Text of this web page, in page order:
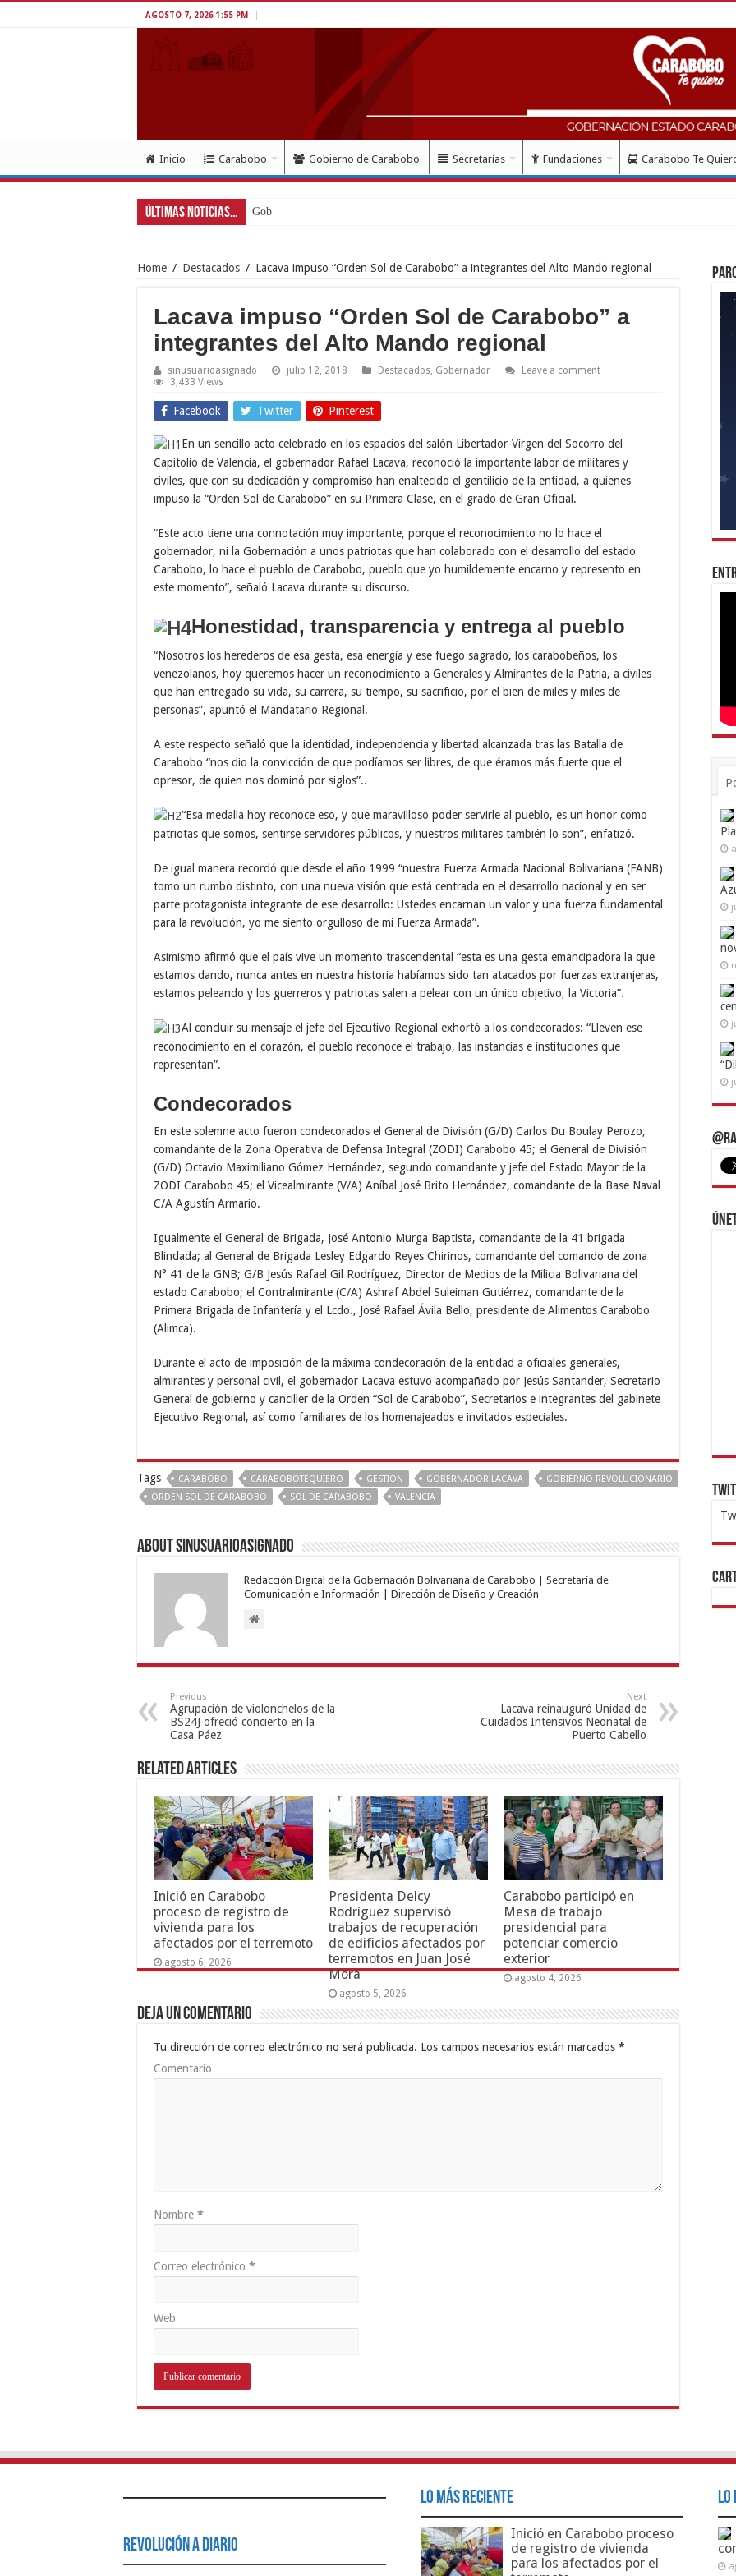
AGOSTO 7, 2026 1:55 PM
Inicio Carabobo Gobierno de Carabobo Secretarías Fundaciones Carabobo Te
Últimas Noticias... Gobernador Lacava a un m
Home / Destacados / Lacava impuso “Orden Sol de Carabobo” a integrantes del Alto Mando regional
Lacava impuso “Orden Sol de Carabobo” a
integrantes del Alto Mando regional
sinusuarioasignado julio 12, 2018 Destacados Gobernador
Leave a comment
3,433 Views
Facebook Twitter Pinterest
En un sencillo acto celebrado en los espacios del salón Libertador-Virgen del Socorro del
Capitolio de Valencia, el gobernador Rafael Lacava, reconoció la importante labor de militares y
civiles, que con su dedicación y compromiso han enaltecido el gentilicio de la entidad, a quienes
impuso la “Orden Sol de Carabobo” en su Primera Clase, en el grado de Gran Oficial.
“Este acto tiene una connotación muy importante, porque el reconocimiento no lo hace el
gobernador, ni la Gobernación a unos patriotas que han colaborado con el desarrollo del estado
Carabobo, lo hace el pueblo de Carabobo, pueblo que yo humildemente encarno y represento en
este momento”, señaló Lacava durante su discurso.
Honestidad, transparencia y entrega al pueblo
“Nosotros los herederos de esa gesta, esa energía y ese fuego sagrado, los carabobeños, los
venezolanos, hoy queremos hacer un reconocimiento a Generales y Almirantes de la Patria, a civiles
que han entregado su vida, su carrera, su tiempo, su sacrificio, por el bien de miles y miles de
personas”, apuntó el Mandatario Regional.
A este respecto señaló que la identidad, independencia y libertad alcanzada tras las Batalla de
Carabobo “nos dio la convicción de que podíamos ser libres, de que éramos más fuerte que el
opresor, de quien nos dominó por siglos”..
“Esa medalla hoy reconoce eso, y que maravilloso poder servirle al pueblo, es un honor como
patriotas que somos, sentirse servidores públicos, y nuestros militares también lo son”, enfatizó.
De igual manera recordó que desde el año 1999 “nuestra Fuerza Armada Nacional Bolivariana (FANB)
tomo un rumbo distinto, con una nueva visión que está centrada en el desarrollo nacional y en ser
parte protagonista integrante de ese desarrollo: Ustedes encarnan un valor y una fuerza fundamental
para la revolución, yo me siento orgulloso de mi Fuerza Armada”.
Asimismo afirmó que el país vive un momento trascendental “esta es una gesta emancipadora la que
estamos dando, nunca antes en nuestra historia habíamos sido tan atacados por fuerzas extranjeras,
estamos peleando y los guerreros y patriotas salen a pelear con un único objetivo, la Victoria”.
Al concluir su mensaje el jefe del Ejecutivo Regional exhortó a los condecorados: “Lleven ese
reconocimiento en el corazón, el pueblo reconoce el trabajo, las instancias e instituciones que
representan”.
Condecorados
En este solemne acto fueron condecorados el General de División (G/D) Carlos Du Boulay Perozo,
comandante de la Zona Operativa de Defensa Integral (ZODI) Carabobo 45; el General de División
(G/D) Octavio Maximiliano Gómez Hernández, segundo comandante y jefe del Estado Mayor de la
ZODI Carabobo 45; el Vicealmirante (V/A) Aníbal José Brito Hernández, comandante de la Base Naval
C/A Agustín Armario.
Igualmente el General de Brigada, José Antonio Murga Baptista, comandante de la 41 brigada
Blindada; al General de Brigada Lesley Edgardo Reyes Chirinos, comandante del comando de zona
N° 41 de la GNB; G/B Jesús Rafael Gil Rodríguez, Director de Medios de la Milicia Bolivariana del
estado Carabobo; el Contralmirante (C/A) Ashraf Abdel Suleiman Gutiérrez, comandante de la
Primera Brigada de Infantería y el Lcdo., José Rafael Ávila Bello, presidente de Alimentos Carabobo
(Alimca).
Durante el acto de imposición de la máxima condecoración de la entidad a oficiales generales,
almirantes y personal civil, el gobernador Lacava estuvo acompañado por Jesús Santander, Secretario
General de gobierno y canciller de la Orden “Sol de Carabobo”, Secretarios e integrantes del gabinete
Ejecutivo Regional, así como familiares de los homenajeados e invitados especiales.
Tags CARABOBO CARABOBOTEQUIERO GESTION GOBERNADOR LACAVA
GOBIERNO REVOLUCIONARIO
ORDEN SOL DE CARABOBO
SOL DE CARABOBO VALENCIA
About sinusuarioasignado
Redacción Digital de la Gobernación Bolivariana de Carabobo | Secretaría de
Comunicación e Información | Dirección de Diseño y Creación
Previous
Agrupación de violonchelos de la
BS24J ofreció concierto en la
Casa Páez
Next
Lacava reinauguró Unidad de
Cuidados Intensivos Neonatal de
Puerto Cabello
Related Articles
Inició en Carabobo
proceso de registro de
vivienda para los
afectados por el terremoto
agosto 6, 2026
Presidenta Delcy
Rodríguez supervisó
trabajos de recuperación
de edificios afectados por
terremotos en Juan José
Mora
agosto 5, 2026
Carabobo participó en
Mesa de trabajo
presidencial para
potenciar comercio
exterior
agosto 4, 2026
Deja un comentario
Tu dirección de correo electrónico no será publicada. Los campos necesarios están marcados *
Comentario
Nombre *
Correo electrónico *
Web
Revolución a Diario
Lo Más Reciente
Inició en Carabobo proceso
de registro de vivienda
para los afectados por el
Lo